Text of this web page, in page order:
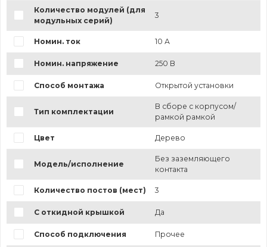
Количество модулей (для
модульных серий)
3
Номин. ток 10 А
Номин. напряжение 250 В
Способ монтажа Открытой установки
Тип комплектации
В сборе с корпусом/
рамкой рамкой
Цвет Дерево
Модель/исполнение
Без заземляющего
контакта
Количество постов (мест) 3
С откидной крышкой Да
Способ подключения Прочее